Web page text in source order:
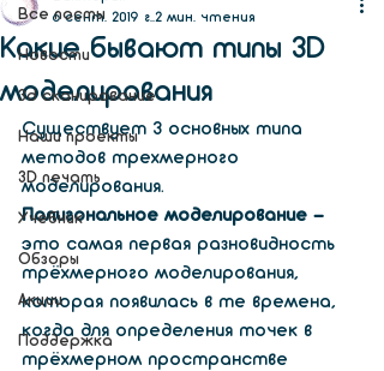
Все посты
Новости
3d сканирование
Наши проекты
3D печать
Учебник
Обзоры
Акции
Поддержка
Какие бывают типы 3D
моделирования
6 сент. 2019 г.2 мин. чтения
Существует 3 основных типа
методов трехмерного
моделирования.
Полигональное моделирование -
это самая первая разновидность
трёхмерного моделирования,
которая появилась в те времена,
когда для определения точек в
трёхмерном пространстве